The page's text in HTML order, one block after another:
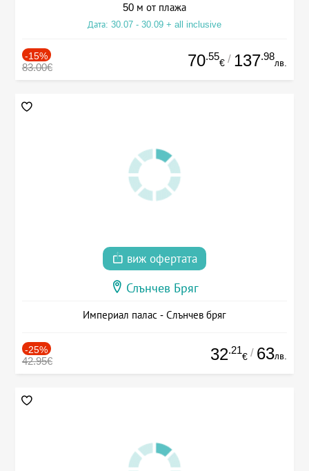
50 м от плажа
Дата: 30.07 - 30.09 + all inclusive
-15%
83.00€ 70.55
€ / 137.98
лв.
виж офертата
Слънчев Бряг
Империал палас - Слънчев бряг
-25%
42.95€ 32.21
€ / 63лв.